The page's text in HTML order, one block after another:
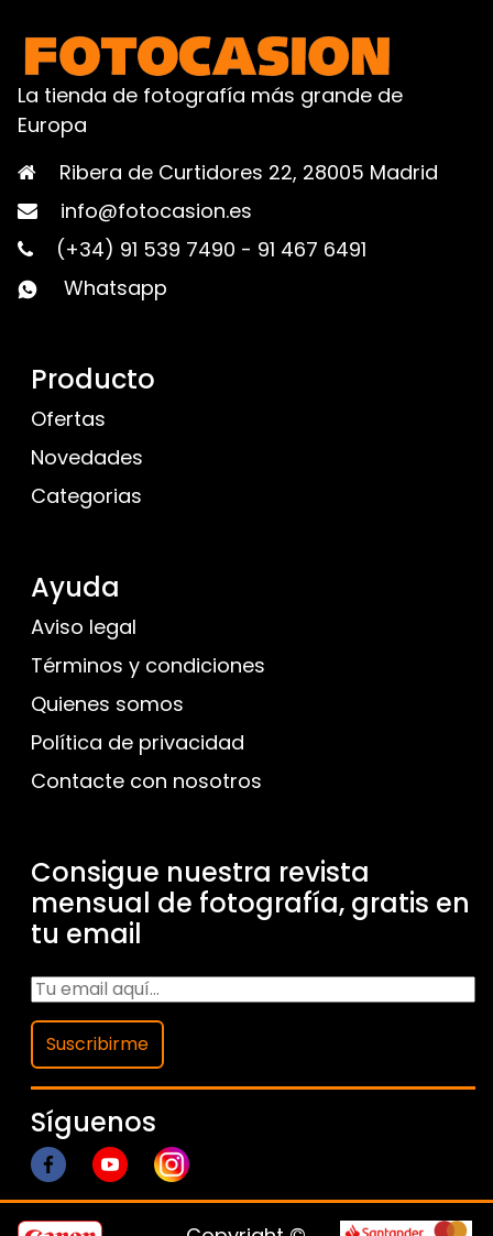
La tienda de fotografía más grande de
Europa
Ribera de Curtidores 22, 28005 Madrid
info@fotocasion.es
(+34) 91 539 7490 - 91 467 6491
Whatsapp
Producto
Ofertas
Novedades
Categorias
Ayuda
Aviso legal
Términos y condiciones
Quienes somos
Política de privacidad
Contacte con nosotros
Consigue nuestra revista
mensual de fotografía, gratis en
tu email
Suscribirme
Síguenos